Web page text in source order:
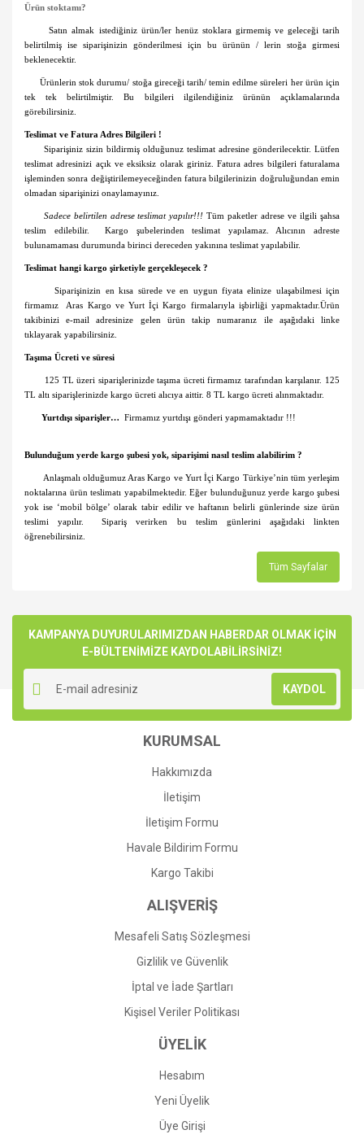
Ürün stoktamı?
Satın almak istediğiniz ürün/ler henüz stoklara girmemiş ve geleceği tarih
belirtilmiş ise siparişinizin gönderilmesi için bu ürünün / lerin stoğa girmesi
beklenecektir.
Ürünlerin stok durumu/ stoğa gireceği tarih/ temin edilme süreleri her ürün için
tek tek belirtilmiştir. Bu bilgileri ilgilendiğiniz ürünün açıklamalarında
görebilirsiniz.
Teslimat ve Fatura Adres Bilgileri !
Siparişiniz sizin bildirmiş olduğunuz teslimat adresine gönderilecektir. Lütfen
teslimat adresinizi açık ve eksiksiz olarak giriniz. Fatura adres bilgileri faturalama
işleminden sonra değiştirilemeyeceğinden fatura bilgilerinizin doğruluğundan emin
olmadan siparişinizi onaylamayınız.
Sadece belirtilen adrese teslimat yapılır!!!Tüm paketler adrese ve ilgili şahsa
teslim edilebilir. Kargo şubelerinden teslimat yapılamaz. Alıcının adreste
bulunamaması durumunda birinci dereceden yakınına teslimat yapılabilir.
Teslimat hangi kargo şirketiyle gerçekleşecek ?
Siparişinizin en kısa sürede ve en uygun fiyata elinize ulaşabilmesi için
firmamız Aras Kargo ve Yurt İçi Kargo
firmalarıyla işbirliği yapmaktadır.Ürün
takibinizi e-mail adresinize gelen ürün takip numaranız ile aşağıdaki linke
tıklayarak yapabilirsiniz.
Taşıma Ücreti ve süresi
125 TL üzeri siparişlerinizde taşıma ücreti firmamız tarafından karşılanır. 125
TL altı siparişlerinizde kargo ücreti alıcıya aittir. 8 TL kargo ücreti alınmaktadır.
Yurtdışı siparişler… Firmamız yurtdışı gönderi yapmamaktadır !!!
Bulunduğum yerde kargo şubesi yok, siparişimi nasıl teslim alabilirim ?
Anlaşmalı olduğumuz Aras Kargo ve Yurt İçi Kargo Türkiye’nin tüm yerleşim
noktalarına ürün teslimatı yapabilmektedir. Eğer bulunduğunuz yerde kargo şubesi
yok ise ‘mobil bölge’ olarak tabir edilir ve haftanın belirli günlerinde size ürün
teslimi yapılır. Sipariş verirken bu teslim günlerini aşağıdaki linkten
öğrenebilirsiniz.
Tüm Sayfalar
KAMPANYA DUYURULARIMIZDAN HABERDAR OLMAK İÇİN
E-BÜLTENİMİZE KAYDOLABİLİRSİNİZ!
KAYDOL
KURUMSAL
Hakkımızda
İletişim
İletişim Formu
Havale Bildirim Formu
Kargo Takibi
ALIŞVERİŞ
Mesafeli Satış Sözleşmesi
Gizlilik ve Güvenlik
İptal ve İade Şartları
Kişisel Veriler Politikası
ÜYELİK
Hesabım
Yeni Üyelik
Üye Girişi